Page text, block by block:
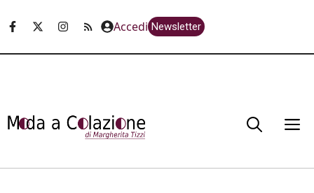
Accedi Newsletter